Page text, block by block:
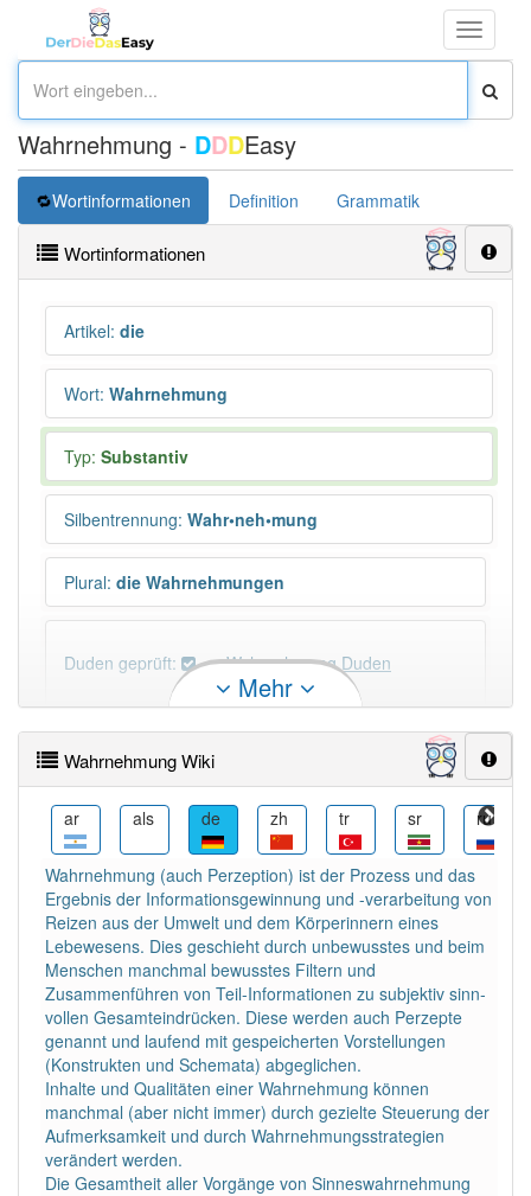
Toggle
Wahrnehmung - DDDEasy
Wortinformationen Definition Grammatik
Wortinformationen
Artikel: die
Wort: Wahrnehmung
Typ: Substantiv
Silbentrennung: Wahr•neh•mung
Plural: die Wahrnehmungen
Duden geprüft: Wahrnehmung Duden
×
Wörter, die mit "-ung" enden, haben fast immer
Artikel:die.
DER:127Ausnahmen Beispiele
DIE:11 043
DAS:2Ausnahmen Beispiele
PowerIndex:226
Häufigkeit: 6 von 10
Wörter mit Endung-wahrnehmung: 5
Mehr
Wahrnehmung Wiki
ar als de zh tr sr ru
Wahrnehmung (auch Perzeption) ist der Prozess und das
Ergebnis der Informationsgewinnung und -verarbeitung von
Reizen aus der Umwelt und dem Körperinnern eines
Lebewesens. Dies geschieht durch unbewusstes und beim
Menschen manchmal bewusstes Filtern und
Zusammenführen von Teil-Informationen zu subjektiv sinn­
vollen Gesamteindrücken. Diese werden auch Perzepte
genannt und laufend mit gespeicherten Vorstellungen
(Konstrukten und Schemata) abgeglichen.
Inhalte und Qualitäten einer Wahrnehmung können
manchmal (aber nicht immer) durch gezielte Steuerung der
Aufmerksamkeit und durch Wahrnehmungsstrategien
verändert werden.
Die Gesamtheit aller Vorgänge von Sinneswahrnehmung